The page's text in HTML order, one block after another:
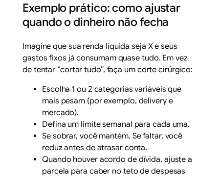
Exemplo prático: como ajustar
quando o dinheiro não fecha
Imagine que sua renda líquida seja X e seus
gastos fixos já consumam quase tudo. Em vez
de tentar “cortar tudo”, faça um corte cirúrgico:
Escolha 1 ou 2 categorias variáveis que
mais pesam (por exemplo, delivery e
mercado).
Defina um limite semanal para cada uma.
Se sobrar, você mantém. Se faltar, você
reduz antes de atrasar conta.
Quando houver acordo de dívida, ajuste a
parcela para caber no teto de despesas